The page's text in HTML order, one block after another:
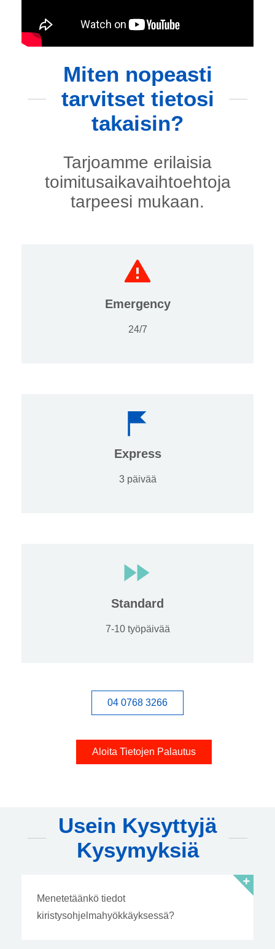
Miten nopeasti
tarvitset tietosi
takaisin?
Tarjoamme erilaisia
toimitusaikavaihtoehtoja
tarpeesi mukaan.
Emergency
24/7
Express
3 päivää
Standard
7-10 työpäivää
04 0768 3266
Aloita Tietojen Palautus
Usein Kysyttyjä
Kysymyksiä
Menetetäänkö tiedot
kiristysohjelmahyökkäyksessä?